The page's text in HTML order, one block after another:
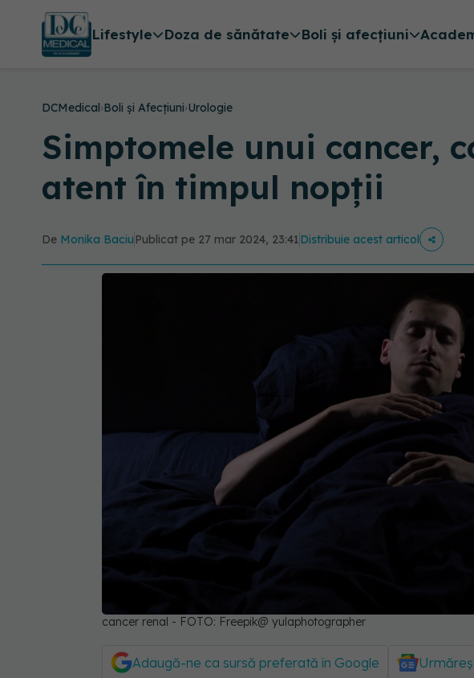
Lifestyle Doza de sănătate Boli și afecțiuni
DCMedical›Boli și Afecțiuni›Urologie
Simptomele unui cancer,
atent în timpul nopții
De Monika Baciu Publicat pe 27 mar 2024, 23:41Distribuie acest articol
cancer renal - FOTO: Freepik@ yulaphotographer
Adaugă-ne ca sursă preferată în Google